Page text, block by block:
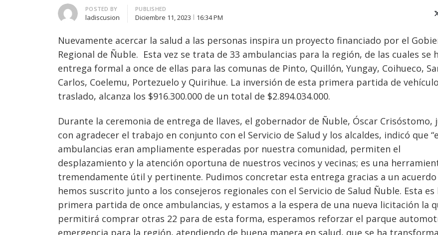
Author
POSTED BY
ladiscusion
PUBLISHED
Diciembre 11, 2023 16:34 PM
Nuevamente acercar la salud a las personas inspira un proyecto financiado por el
Regional de Ñuble. Esta vez se trata de 33 ambulancias para la región, de las cuales se
entrega formal a once de ellas para las comunas de Pinto, Quillón, Yungay, Coihueco,
Carlos, Coelemu, Portezuelo y Quirihue. La inversión de esta primera partida de
traslado, alcanza los $916.300.000 de un total de $2.894.034.000.
Durante la ceremonia de entrega de llaves, el gobernador de Ñuble, Óscar Crisóstomo,
con agradecer el trabajo en conjunto con el Servicio de Salud y los alcaldes, indicó que
ambulancias eran ampliamente esperadas por nuestra comunidad, permiten el
desplazamiento y la atención oportuna de nuestros vecinos y vecinas; es una
tremendamente útil y pertinente. Pudimos concretar esta entrega gracias a un acuerdo
hemos suscrito junto a los consejeros regionales con el Servicio de Salud Ñuble. Esta es
primera partida de once ambulancias, y estamos a la espera de una nueva licitación la
permitirá comprar otras 22 para de esta forma, esperamos reforzar el parque
emergencia para la región, atendiendo de buena manera en salud, que se ha